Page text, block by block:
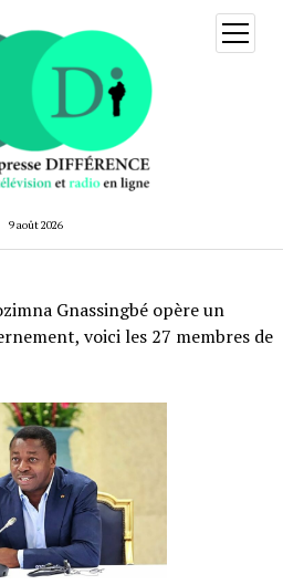
9 août 2026
ouvrir
menu
Gnassingbé opère un
voici les 27 membres de